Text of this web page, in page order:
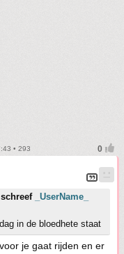
• 293
schreef
_UserName_
in de bloedhete staat
je gaat rijden en er